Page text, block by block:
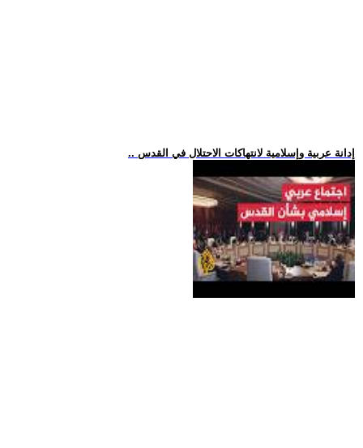
.. إدانة عربية وإسلامية لانتهاكات الاحتلال في القدس